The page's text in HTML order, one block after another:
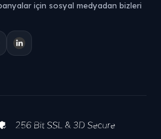
için sosyal medyadan bizleri